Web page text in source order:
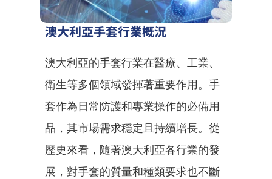
澳大利亞手套行業概況
澳大利亞的手套行業在醫療、工業、
衛生等多個領域發揮著重要作用。手
套作為日常防護和專業操作的必備用
品，其市場需求穩定且持續增長。從
歷史來看，隨著澳大利亞各行業的發
展，對手套的質量和種類要求也不斷